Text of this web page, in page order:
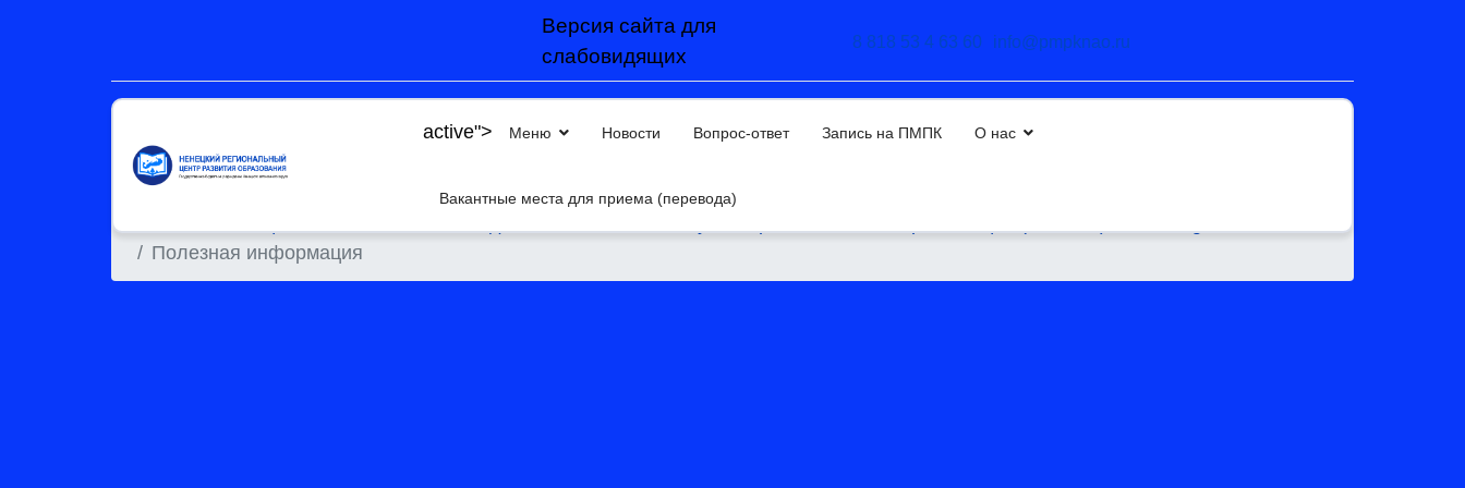
Версия сайта для
слабовидящих
8 818 53 4 63 60 info@pmpknao.ru
active"> Меню Новости Вопрос-ответ Запись на ПМПК О нас
Вакантные места для приема (перевода)
Полезная информация